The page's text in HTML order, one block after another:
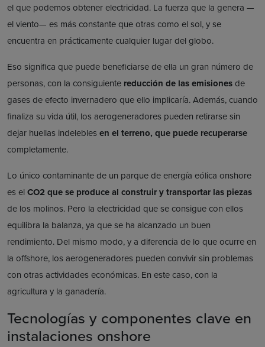
el que podemos obtener electricidad. La fuerza que la genera —
el viento— es más constante que otras como el sol, y se
encuentra en prácticamente cualquier lugar del globo.
Eso significa que puede beneficiarse de ella un gran número de
personas, con la consiguiente reducción de las emisionesde
gases de efecto invernadero que ello implicaría. Además, cuando
finaliza su vida útil, los aerogeneradores pueden retirarse sin
dejar huellas indelebles en el terreno, que puede recuperarse
completamente.
Lo único contaminante de un parque de energía eólica onshore
es elCO2 que se produce al construir y transportar las piezas
de los molinos. Pero la electricidad que se consigue con ellos
equilibra la balanza, ya que se ha alcanzado un buen
rendimiento. Del mismo modo, y a diferencia de lo que ocurre en
la offshore, los aerogeneradores pueden convivir sin problemas
con otras actividades económicas. En este caso, con la
agricultura y la ganadería.
Tecnologías y componentes clave en
instalaciones onshore